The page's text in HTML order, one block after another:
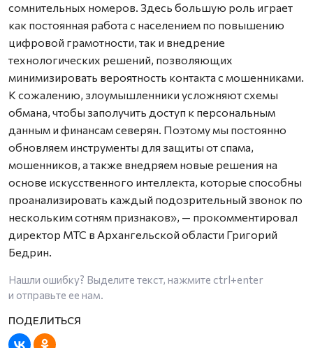
сомнительных номеров. Здесь большую роль играет
как постоянная работа с населением по повышению
цифровой грамотности, так и внедрение
технологических решений, позволяющих
минимизировать вероятность контакта с мошенниками.
К сожалению, злоумышленники усложняют схемы
обмана, чтобы заполучить доступ к персональным
данным и финансам северян. Поэтому мы постоянно
обновляем инструменты для защиты от спама,
мошенников, а также внедряем новые решения на
основе искусственного интеллекта, которые способны
проанализировать каждый подозрительный звонок по
нескольким сотням признаков», — прокомментировал
директор МТС в Архангельской области Григорий
Бедрин.
Нашли ошибку? Выделите текст, нажмите ctrl+enter
и отправьте ее нам.